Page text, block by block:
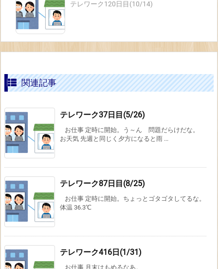
テレワーク120日目(10/14)
関連記事
テレワーク37日目(5/26)
お仕事 定時に開始。う～ん 問題だらけだな。
お天気 先週と同じく夕方になると雨 ...
テレワーク87日目(8/25)
お仕事 定時に開始。ちょっとゴタゴタしてるな。
体温 36.3℃
テレワーク416日(1/31)
お仕事 月末はもめるなあ。